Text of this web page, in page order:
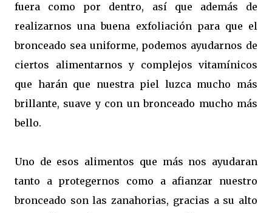
fuera como por dentro, así que además de
realizarnos una buena exfoliación para que el
bronceado sea uniforme, podemos ayudarnos de
ciertos alimentarnos y complejos vitamínicos
que harán que nuestra piel luzca mucho más
brillante, suave y con un bronceado mucho más
bello.
Uno de esos alimentos que más nos ayudaran
tanto a protegernos como a afianzar nuestro
bronceado son las zanahorias, gracias a su alto